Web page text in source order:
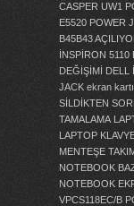
CASPER UW1
E5520 POWER
B45B43
İNSPİRON
DEĞİŞİMİ
DELL
JACK ekran
SİLDİKTEN
TAMALAMA
LAPTOP
MENTEŞE
NOTEBOOK
NOTEBOOK
VPCS118EC/B